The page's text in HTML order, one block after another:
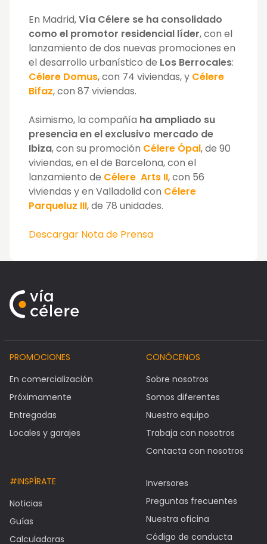
En Madrid,Vía Célere se ha consolidado
como el promotor residencial líder, con el
lanzamiento de dos nuevas promociones en
el desarrollo urbanístico de Los Berrocales:
Célere Domus, con 74 viviendas, y Célere
Bifaz, con 87 viviendas.
Asimismo, la compañía ha ampliado su
presencia en el exclusivo mercado de
Ibiza, con su promoción Célere Ópal, de 90
viviendas, en el de Barcelona, con el
lanzamiento de Célere Arts II, con 56
viviendas y en Valladolid con Célere
Parqueluz III, de 78 unidades.
Descargar Nota de Prensa
PROMOCIONES
En comercialización
Próximamente
Entregadas
Locales y garajes
CONÓCENOS
Sobre nosotros
Somos diferentes
Nuestro equipo
Trabaja con nosotros
Contacta con nosotros
#INSPÍRATE
Noticias
Guías
Calculadoras
Inversores
Preguntas frecuentes
Nuestra oficina
Código de conducta